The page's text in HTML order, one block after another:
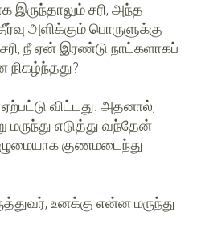
இருந்தாலும் சரி, அந்த
அளிக்கும் பொருளுக்கு
நீ ஏன் இரண்டு நாட்களாகப்
ஏற்பட்டு விட்டது. அதனால்,
எடுத்து வந்தேன்
குணமடைந்து
உனக்கு என்ன மருந்து